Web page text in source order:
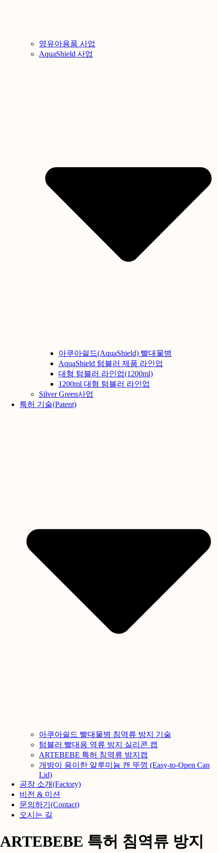
영유아용품 사업
AquaShield 사업
아쿠아쉴드(AquaShield) 빨대물병
AquaShield 텀블러 제품 라인업
대형 텀블러 라인업(1200ml)
1200ml 대형 텀블러 라인업
Silver Green사업
특허 기술(Patent)
아쿠아쉴드 빨대물병 침역류 방지 기술
텀블러 빨대용 역류 방지 실리콘 캡
ARTEBEBE 특허 침역류 방지캡
개방이 용이한 알루미늄 캔 뚜껑 (Easy-to-Open Can
Lid)
공장 소개(Factory)
비전 & 미션
문의하기(Contact)
오시는 길
ARTEBEBE 특허 침역류 방지